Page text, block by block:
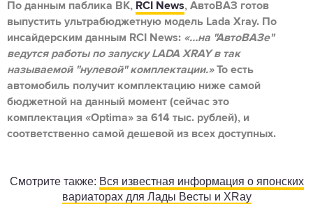
По данным паблика ВК, RCI News, АвтоВАЗ готов
выпустить ультрабюджетную модель Lada Xray. По
инсайдерским данным RCI News: «…на "АвтоВАЗе"
ведутся работы по запуску LADA XRAY в так
называемой "нулевой" комплектации.»То есть
автомобиль получит комплектацию ниже самой
бюджетной на данный момент (сейчас это
комплектация «Optima» за 614 тыс. рублей), и
соответственно самой дешевой из всех доступных.
Смотрите также: Вся известная информация о японских
вариаторах для Лады Весты и XRay